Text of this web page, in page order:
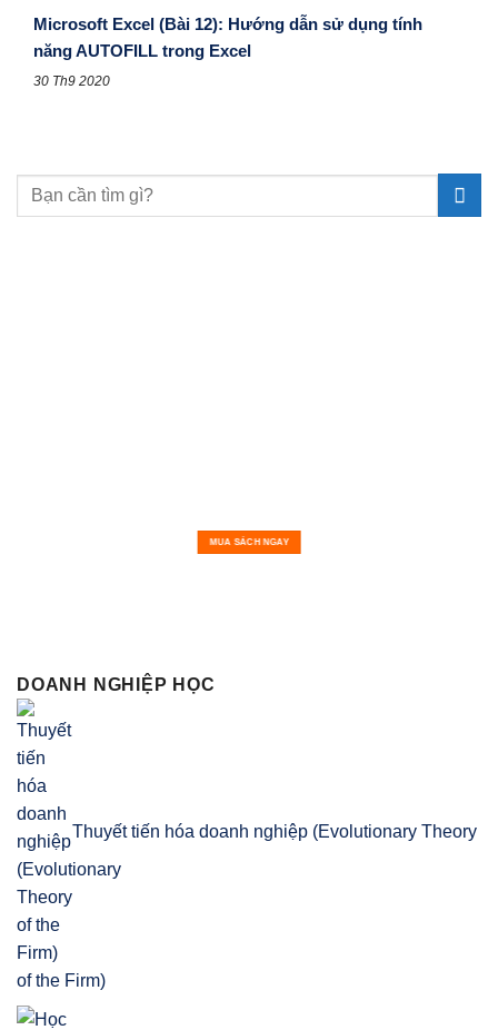
Microsoft Excel (Bài 12): Hướng dẫn sử dụng tính
năng AUTOFILL trong Excel
30 Th9 2020
MUA SÁCH NGAY
DOANH NGHIỆP HỌC
Thuyết tiến hóa doanh nghiệp (Evolutionary Theory
of the Firm)